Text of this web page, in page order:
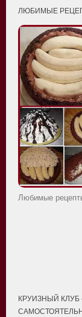
ЛЮБИМЫЕ
Любимые
КРУИЗНЫЙ